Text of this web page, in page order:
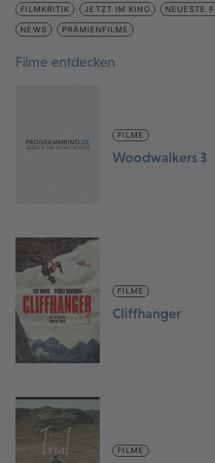
FILMKRITIK JETZT IM KINO NEUESTE
NEWS PRÄMIENFILME
Filme entdecken
FILME
Woodwalkers 3
FILME
Cliffhanger
FILME